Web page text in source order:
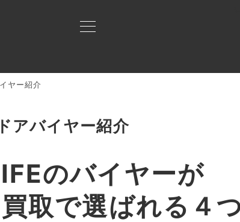
ウトドアバイヤー
ニア等をはじめとするアウトドアブランドを専門で査定し
ヤー紹介
アバイヤー紹介
のバイヤーが
取で選ばれる４